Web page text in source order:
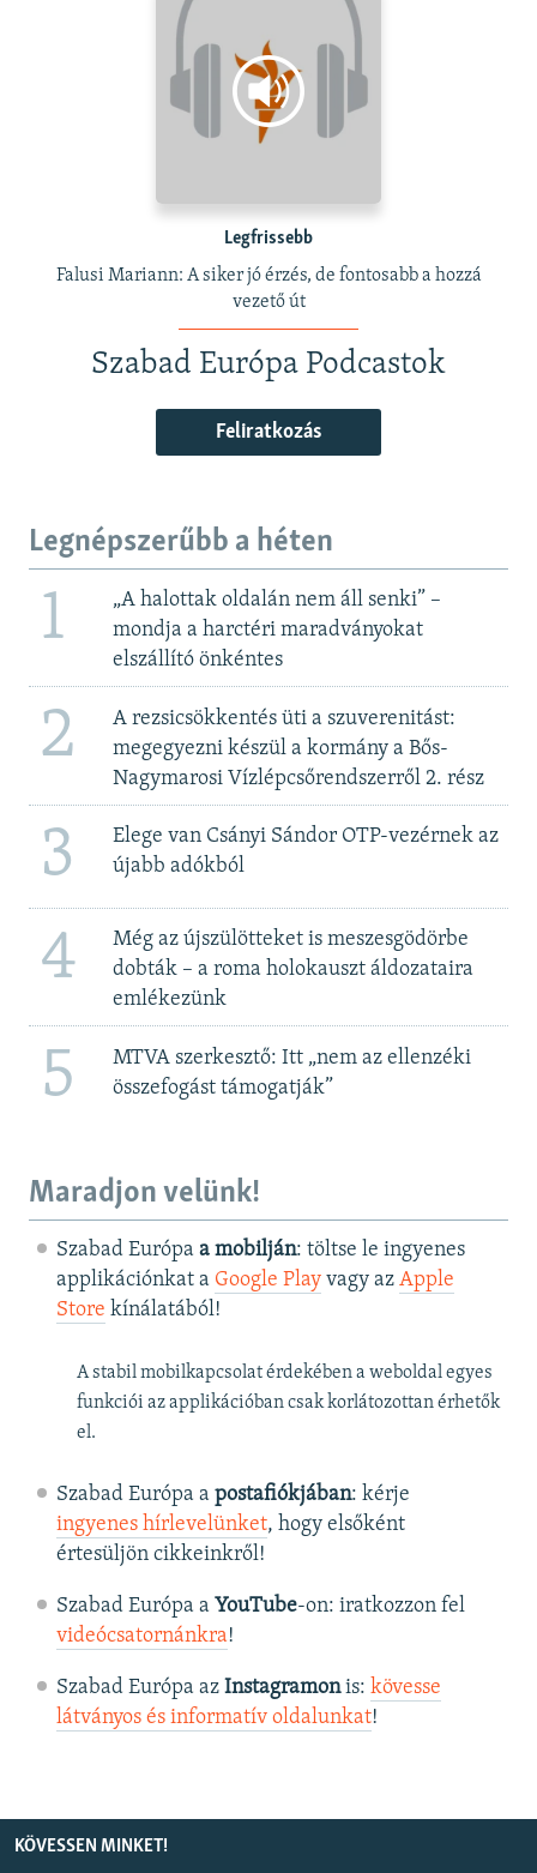
Legfrissebb
Falusi Mariann: A siker jó érzés, de fontosabb a hozzá
vezető út
Szabad Európa Podcastok
Feliratkozás
Legnépszerűbb a héten
1
„A halottak oldalán nem áll senki” –
mondja a harctéri maradványokat
elszállító önkéntes
2
A rezsicsökkentés üti a szuverenitást:
megegyezni készül a kormány a Bős-
Nagymarosi Vízlépcsőrendszerről 2. rész
3
Elege van Csányi Sándor OTP-vezérnek az
újabb adókból
4
Még az újszülötteket is meszesgödörbe
dobták – a roma holokauszt áldozataira
emlékezünk
5
MTVA szerkesztő: Itt „nem az ellenzéki
összefogást támogatják”
Maradjon velünk!
Szabad Európa a mobilján: töltse le ingyenes
applikációnkat a Google Playvagy az Apple
Store kínálatából!
A stabil mobilkapcsolat érdekében a weboldal egyes
funkciói az applikációban csak korlátozottan érhetők
el.
Szabad Európa a postafiókjában: kérje
ingyenes hírlevelünket, hogy elsőként
értesüljön cikkeinkről!
Szabad Európa a YouTube-on: iratkozzon fel
videócsatornánkra!
Szabad Európa az Instagramonis: kövesse
látványos és informatív oldalunkat! ​
KÖVESSEN MINKET!